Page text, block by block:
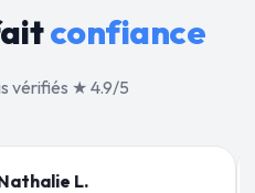
confiance
vérifiés ★ 4.9/5
C.